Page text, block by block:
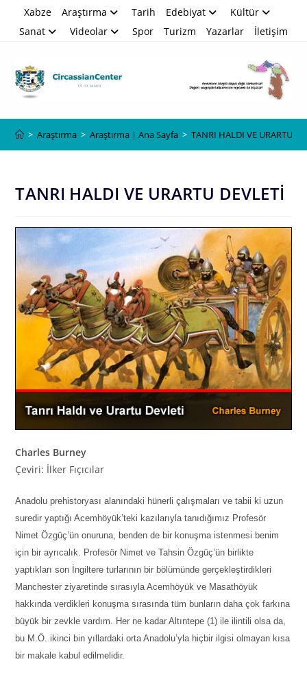
Xabze Araştırma Tarih Edebiyat
Kültür
Sanat
Videolar Spor Turizm Yazarlar İletişim
> Araştırma > Araştırma | Ana Sayfa > TANRI HALDI VE URARTU
TANRI HALDI VE URARTU DEVLETİ
Charles Burney
Çeviri: İlker Fıçıcılar
Anadolu prehistoryası alanındaki hünerli çalışmaları ve tabii ki uzun
suredir yaptığı Acemhöyük’teki kazılarıyla tanıdığımız Profesör
Nimet Özgüç’ün onuruna, benden de bir konuşma istenmesi benim
için bir ayrıcalık. Profesör Nimet ve Tahsin Özgüç’ün birlikte
yaptıkları son İngiltere turlarının bir bölümünde gerçekleştirdikleri
Manchester ziyaretinde sırasıyla Acemhöyük ve Masathöyük
hakkında verdikleri konuşma sırasında tüm bunların daha çok farkına
büyük bir zevkle vardım. Her ne kadar Altıntepe (1) ile ilintili olsa da,
bu M.Ö. ikinci bin yıllardaki orta Anadolu’yla hiçbir ilgisi olmayan kısa
bir makale kabul edilmelidir.